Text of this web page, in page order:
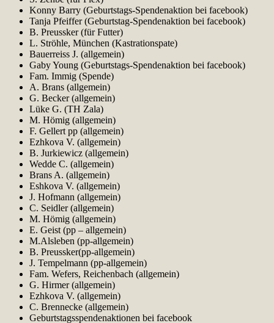
Konny Barry (Geburtstags-Spendenaktion bei facebook)
Tanja Pfeiffer (Geburtstag-Spendenaktion bei facebook)
B. Preussker (für Futter)
L. Ströhle, München (Kastrationspate)
Bauerreiss J. (allgemein)
Gaby Young (Geburtstags-Spendenaktion bei facebook)
Fam. Immig (Spende)
A. Brans (allgemein)
G. Becker (allgemein)
Lüke G. (TH Zala)
M. Hömig (allgemein)
F. Gellert pp (allgemein)
Ezhkova V. (allgemein)
B. Jurkiewicz (allgemein)
Wedde C. (allgemein)
Brans A. (allgemein)
Eshkova V. (allgemein)
J. Hofmann (allgemein)
C. Seidler (allgemein)
M. Hömig (allgemein)
E. Geist (pp – allgemein)
M.Alsleben (pp-allgemein)
B. Preussker(pp-allgemein)
J. Tempelmann (pp-allgemein)
Fam. Wefers, Reichenbach (allgemein)
G. Hirmer (allgemein)
Ezhkova V. (allgemein)
C. Brennecke (allgemein)
Geburtstagsspendenaktionen bei facebook